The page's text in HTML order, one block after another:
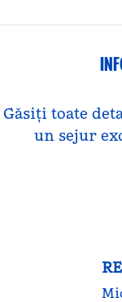
Găsiți toate
un sejur